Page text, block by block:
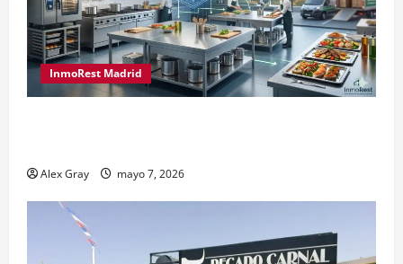
InmoRest Madrid
Alex Gray mayo 7, 2026